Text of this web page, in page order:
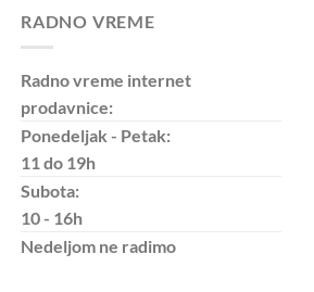
RADNO VREME
Radno vreme internet
prodavnice:
Ponedeljak - Petak:
11 do 19h
Subota:
10 - 16h
Nedeljom ne radimo